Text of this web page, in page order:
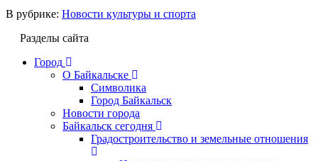
В рубрике: Новости культуры и спорта
Разделы сайта
Город
О Байкальске
Символика
Город Байкальск
Новости города
Байкальск сегодня
Градостроительство и земельные отношения